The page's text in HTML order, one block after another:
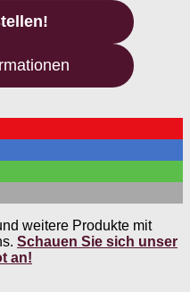
weitere Produkte mit
Schauen Sie sich unser
an!